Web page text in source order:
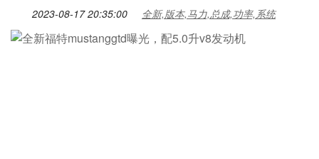
2023-08-17 20:35:00 全新,版本,马力,总成,功率,系统